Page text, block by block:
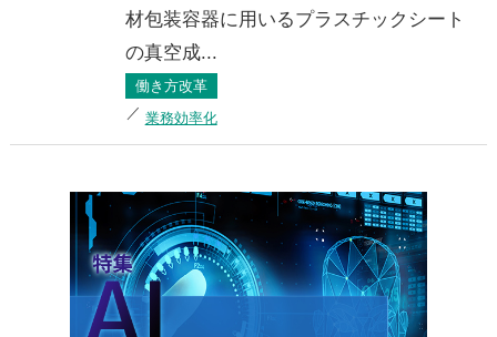
材包装容器に用いるプラスチックシート
の真空成...
働き方改革
業務効率化